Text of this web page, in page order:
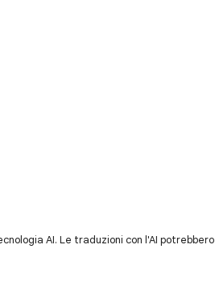
AI. Le traduzioni con l'AI potrebbero